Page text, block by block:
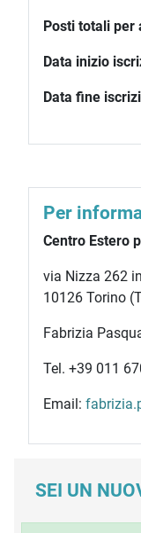
Posti totali per
Data inizio
Data fine
Per
Centro Estero
via Nizza 262
10126 Torino
Fabrizia
Tel. +39 011
Email:
SEI UN